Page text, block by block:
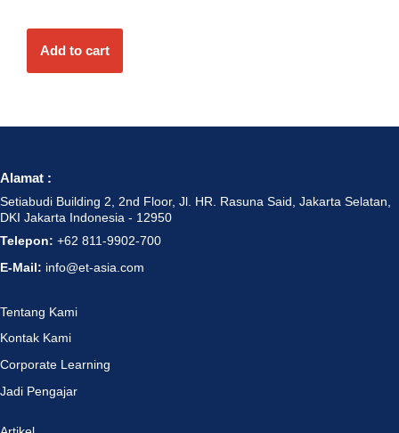
Add to cart
Alamat :
Setiabudi Building 2, 2nd Floor, Jl. HR. Rasuna Said, Jakarta Selatan,
DKI Jakarta Indonesia - 12950
Telepon: +62 811-9902-700
E-Mail: info@et-asia.com
Tentang Kami
Kontak Kami
Corporate Learning
Jadi Pengajar